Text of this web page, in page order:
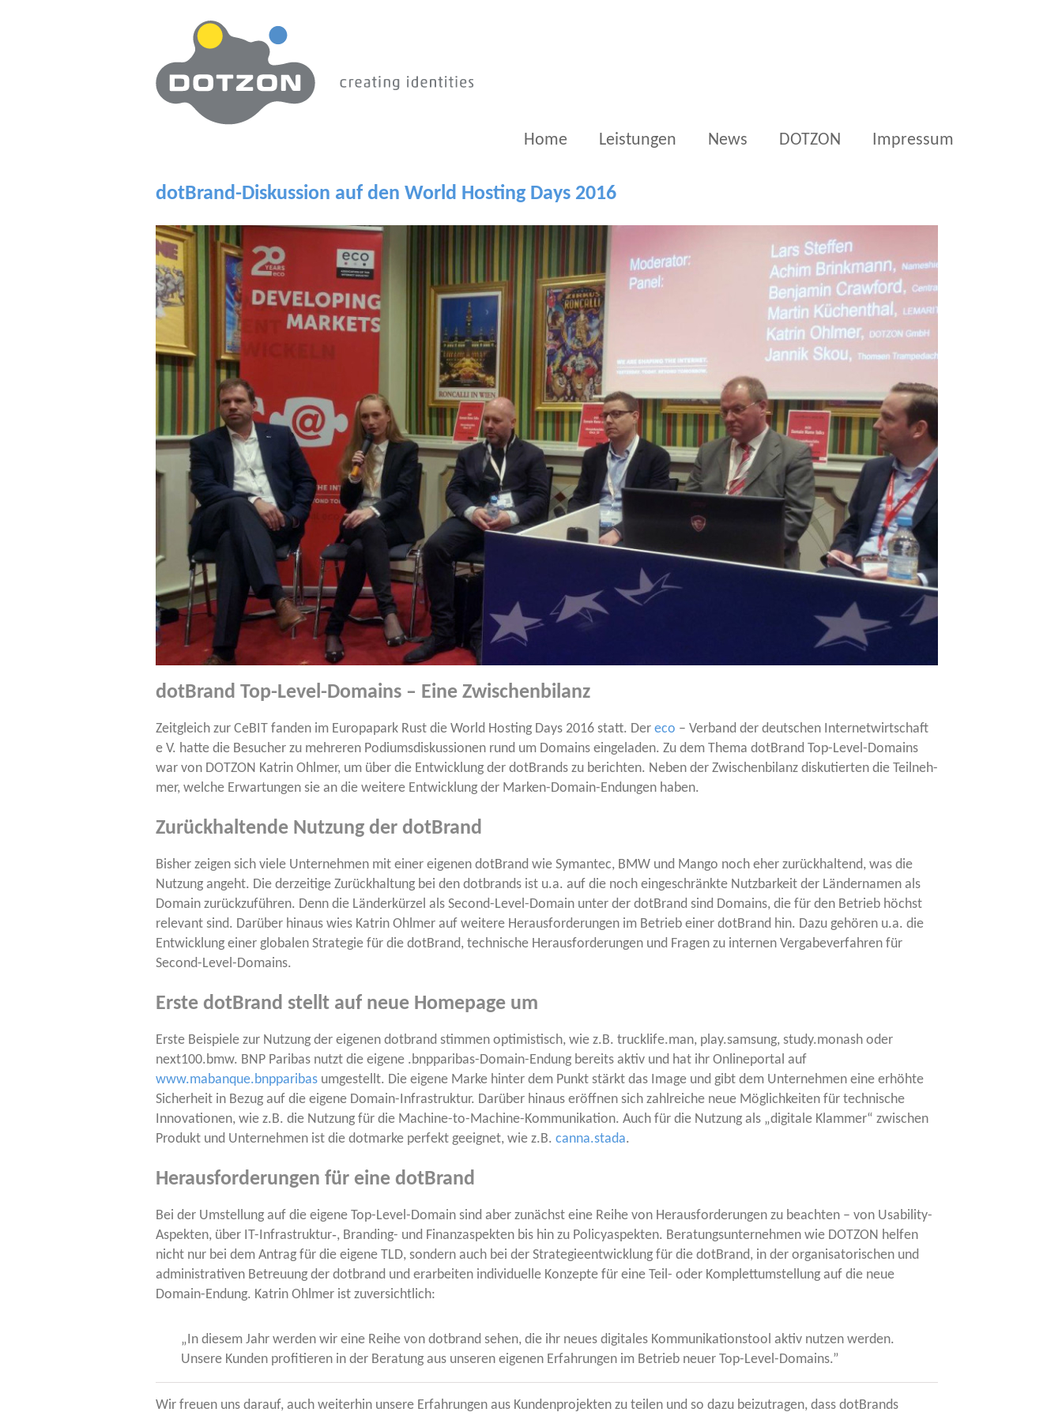
Home Leistungen News DOTZON Impressum
dotBrand-Diskussion auf den World Hosting Days 2016
dotBrand Top-Level-Domains – Eine Zwischenbilanz
Zeit­gleich zur CeBIT fan­den im Euro­pa­park Rust die World Hos­ting Days 2016 statt. Der eco – Ver­band der deut­schen Inter­net­wirt­schaft
e V. hat­te die Besu­cher zu meh­re­ren Podi­ums­dis­kus­sio­nen rund um Domains ein­ge­la­den. Zu dem The­ma dot­Brand Top-Level-Domains
war von DOTZON Kat­rin Ohl­mer, um über die Ent­wick­lung der dot­Brands zu berich­ten. Neben der Zwi­schen­bi­lanz dis­ku­tier­ten die Teil­neh­
mer, wel­che Erwar­tun­gen sie an die wei­te­re Ent­wick­lung der Mar­ken-Domain-Endun­gen haben.
Zurückhaltende Nutzung der dotBrand
Bis­her zei­gen sich vie­le Unter­neh­men mit einer eige­nen dot­Brand wie Syman­tec, BMW und Man­go noch eher zurück­hal­tend, was die
Nut­zung angeht. Die der­zei­ti­ge Zurück­hal­tung bei den dot­brands ist u.a. auf die noch ein­ge­schränk­te Nutz­bar­keit der Län­der­na­men als
Domain zurück­zu­füh­ren. Denn die Län­der­kür­zel als Second-Level-Domain unter der dot­Brand sind Domains, die für den Betrieb höchst
rele­vant sind. Dar­über hin­aus wies Kat­rin Ohl­mer auf wei­te­re Her­aus­for­de­run­gen im Betrieb einer dot­Brand hin. Dazu gehö­ren u.a. die
Ent­wick­lung einer glo­ba­len Stra­te­gie für die dot­Brand, tech­ni­sche Her­aus­for­de­run­gen und Fra­gen zu inter­nen Ver­ga­be­ver­fah­ren für
Second-Level-Domains.
Erste dotBrand stellt auf neue Homepage um
Ers­te Bei­spie­le zur Nut­zung der eige­nen dot­brand stim­men opti­mis­tisch, wie z.B. trucklife.man, play.samsung, study.monash oder
next100.bmw. BNP Pari­bas nutzt die eige­ne .bnppa­ri­bas-Domain-Endung bereits aktiv und hat ihr Online­por­tal auf
www.mabanque.bnpparibas umge­stellt. Die eige­ne Mar­ke hin­ter dem Punkt stärkt das Image und gibt dem Unter­neh­men eine erhöh­te
Sicher­heit in Bezug auf die eige­ne Domain-Infra­struk­tur. Dar­über hin­aus eröff­nen sich zahl­rei­che neue Mög­lich­kei­ten für tech­ni­sche
Inno­va­tio­nen, wie z.B. die Nut­zung für die Machi­ne-to-Machi­ne-Kom­mu­ni­ka­ti­on. Auch für die Nut­zung als „digi­ta­le Klam­mer“ zwi­schen
Pro­dukt und Unter­neh­men ist die dot­mar­ke per­fekt geeig­net, wie z.B. canna.stada.
Herausforderungen für eine dotBrand
Bei der Umstel­lung auf die eige­ne Top-Level-Domain sind aber zunächst eine Rei­he von Her­aus­for­de­run­gen zu beach­ten – von Usa­bi­li­ty-
Aspek­ten, über IT-Infra­struk­tur‑, Bran­ding- und Finanz­aspek­ten bis hin zu Poli­cyaspek­ten. Bera­tungs­un­ter­neh­men wie DOTZON hel­fen
nicht nur bei dem Antrag für die eige­ne TLD, son­dern auch bei der Stra­te­gie­ent­wick­lung für die dot­Brand, in der orga­ni­sa­to­ri­schen und
admi­nis­tra­ti­ven Betreu­ung der dot­brand und erar­bei­ten indi­vi­du­el­le Kon­zep­te für eine Teil- oder Kom­plett­um­stel­lung auf die neue
Domain-Endung. Kat­rin Ohl­mer ist zuversichtlich:
„In die­sem Jahr wer­den wir eine Rei­he von dot­brand sehen, die ihr neu­es digi­ta­les Kom­mu­ni­ka­ti­ons­tool aktiv nut­zen wer­den.
Unse­re Kun­den pro­fi­tie­ren in der Bera­tung aus unse­ren eige­nen Erfah­run­gen im Betrieb neu­er Top-Level-Domains.”
Wir freu­en uns dar­auf, auch wei­ter­hin unse­re Erfah­run­gen aus Kun­den­pro­jek­ten zu tei­len und so dazu bei­zu­tra­gen, dass dot­Brands